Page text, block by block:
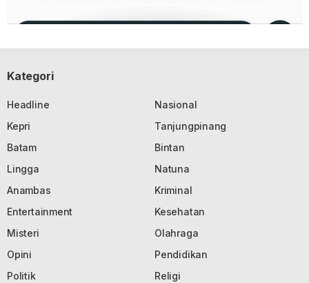
Kategori
Headline
Nasional
Kepri
Tanjungpinang
Batam
Bintan
Lingga
Natuna
Anambas
Kriminal
Entertainment
Kesehatan
Misteri
Olahraga
Opini
Pendidikan
Politik
Religi